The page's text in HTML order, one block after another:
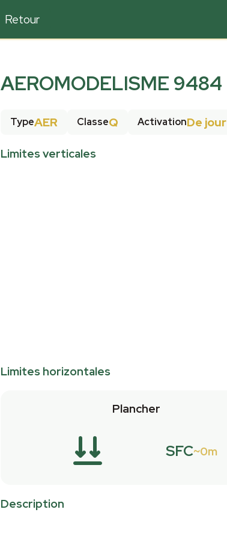
Retour
AEROMODELISME 9484
TypeAER ClasseQ ActivationDe jour
Limites verticales
Limites horizontales
Plancher
SFC 0m
Description